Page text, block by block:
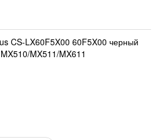
CS-LX60F5X00 60F5X00 черный
MX511/MX611